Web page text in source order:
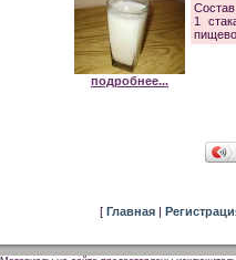
подробнее...
1
[ Главная |